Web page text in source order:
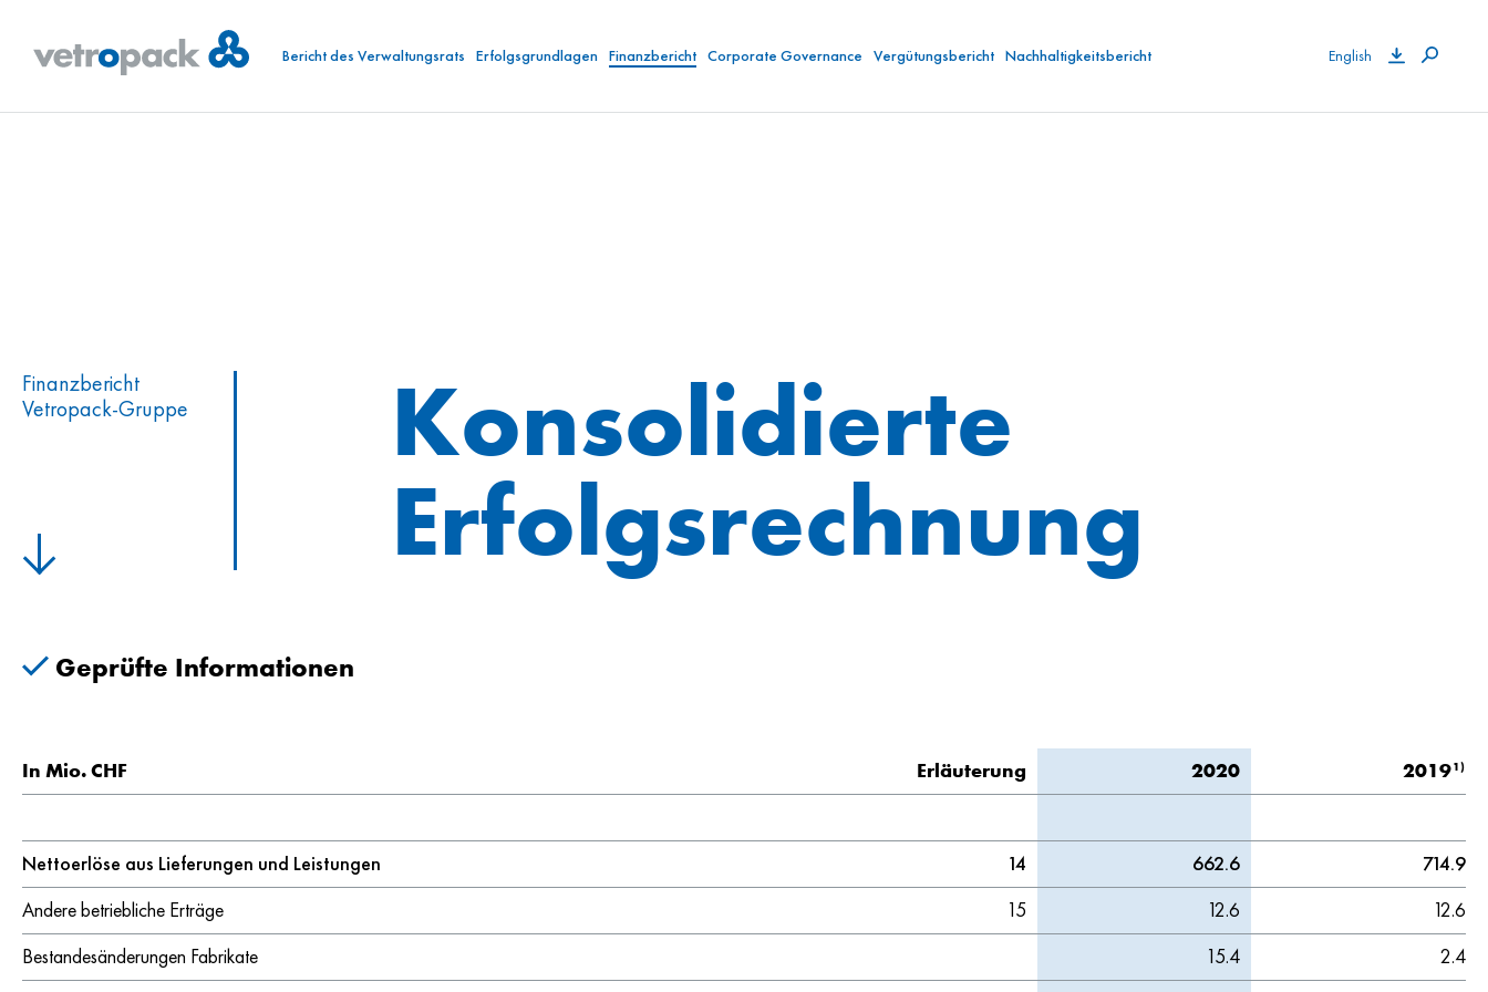
Bericht des Verwaltungsrats Erfolgsgrundlagen Finanzbericht Corporate Governance Vergütungsbericht Nachhaltigkeitsbericht English
Finanzbericht
Vetropack-Gruppe
Konsolidierte
Erfolgsrechnung
Geprüfte Informationen
In Mio. CHF Erläuterung 2020 20191)
Nettoerlöse aus Lieferungen und Leistungen 14 662.6
714.9
Andere betriebliche Erträge
15 12.6
12.6
Bestandesänderungen Fabrikate
15.4 2.4